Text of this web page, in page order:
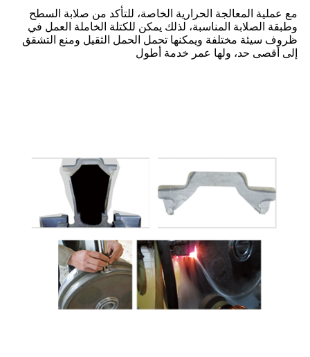
مع عملية المعالجة الحرارية الخاصة، للتأكد من صلابة السطح
وطبقة الصلابة المناسبة، لذلك يمكن للكتلة الخاملة العمل في
ظروف سيئة مختلفة ويمكنها تحمل الحمل الثقيل ومنع التشقق
إلى أقصى حد، ولها عمر خدمة أطول